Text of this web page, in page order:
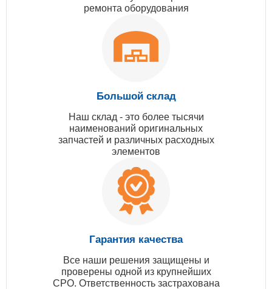
ремонта оборудования
Большой склад
Наш склад - это более тысячи
наименований оригинальных
запчастей и различных расходных
элементов
Гарантия качества
Все наши решения защищены и
проверены одной из крупнейших
СРО. Ответственность застрахована